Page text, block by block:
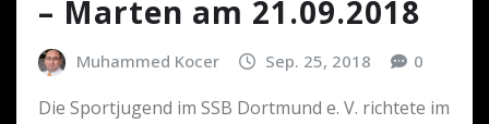
– Marten am 21.09.2018
Muhammed Kocer Sep. 25, 2018 0
Die Sportjugend im SSB Dortmund e. V. richtete im